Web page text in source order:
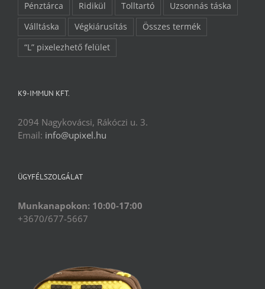
Pénztárca
Ridikül Tolltartó
Uzsonnás táska
Válltáska
Végkiárusítás
Összes termék
“L” pixelezhető felület
K9-IMMUN KFT.
2094 Nagykovácsi, Rákóczi u. 3.
Email: info@upixel.hu
ÜGYFÉLSZOLGÁLAT
Munkanapokon: 10:00-17:00
+3670/677-5667